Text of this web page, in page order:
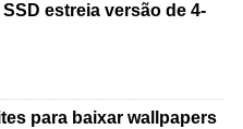
estreia versão de 4-
para baixar wallpapers